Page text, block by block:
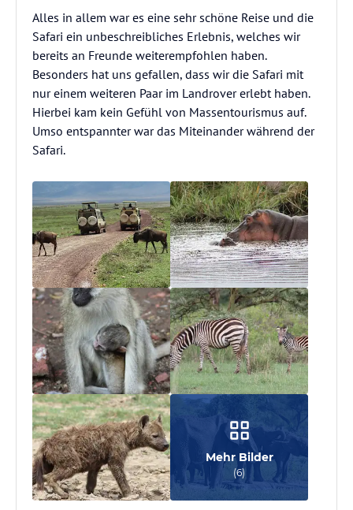
Alles in allem war es eine sehr schöne Reise und die
Safari ein unbeschreibliches Erlebnis, welches wir
bereits an Freunde weiterempfohlen haben.
Besonders hat uns gefallen, dass wir die Safari mit
nur einem weiteren Paar im Landrover erlebt haben.
Hierbei kam kein Gefühl von Massentourismus auf.
Umso entspannter war das Miteinander während der
Safari.
Mehr Bilder
(6)